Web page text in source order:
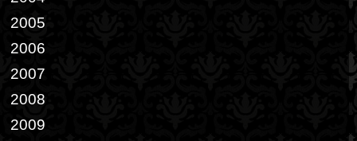
2005
2006
2007
2008
2009